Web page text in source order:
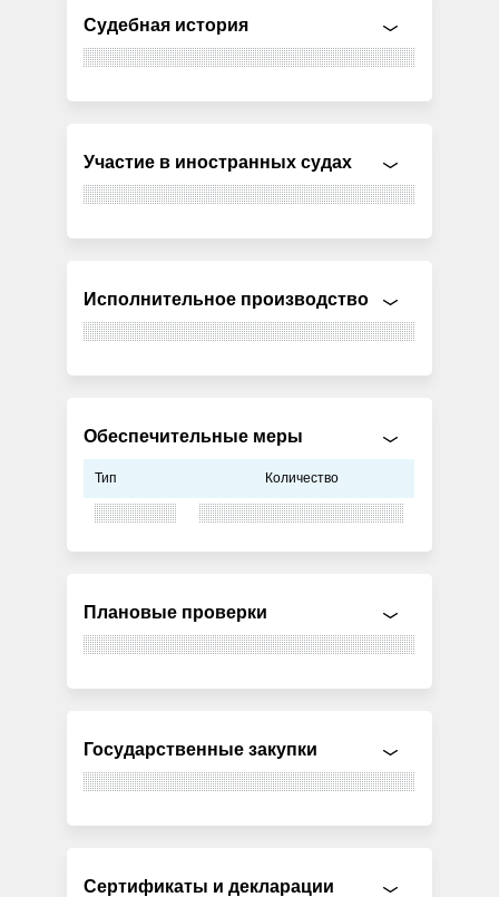
Судебная история
Участие в иностранных судах
Исполнительное производство
Обеспечительные меры
Тип Количество
Плановые проверки
Государственные закупки
Сертификаты и декларации